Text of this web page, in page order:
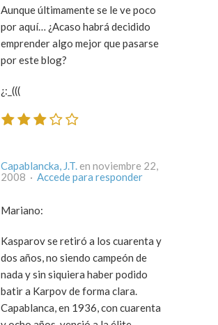
Aunque últimamente se le ve poco
por aquí… ¿Acaso habrá decidido
emprender algo mejor que pasarse
por este blog?
¿:_(((
Capablancka, J.T. en noviembre 22,
2008 · Accede para responder
Mariano:
Kasparov se retiró a los cuarenta y
dos años, no siendo campeón de
nada y sin siquiera haber podido
batir a Karpov de forma clara.
Capablanca, en 1936, con cuarenta